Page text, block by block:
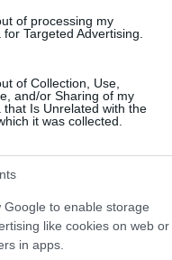
of processing my
Targeted Advertising.
of Collection, Use,
and/or Sharing of my
that Is Unrelated with the
it was collected.
Google to enable storage
like cookies on web or
in apps.
pronto per il Surf
Uomo muore in